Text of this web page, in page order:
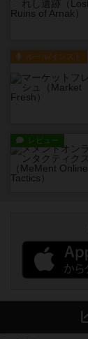
ルール/インスト
レビュー